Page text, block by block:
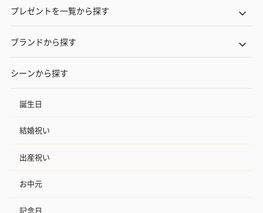
プレゼントを一覧から探す
ブランドから探す
シーンから探す
誕生日
結婚祝い
出産祝い
お中元
記念日